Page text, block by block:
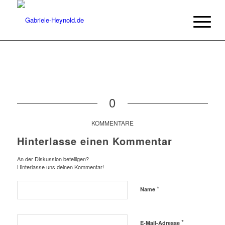
0
KOMMENTARE
Hinterlasse einen Kommentar
An der Diskussion beteiligen?
Hinterlasse uns deinen Kommentar!
Name *
E-Mail-Adresse *